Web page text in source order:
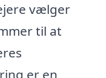
vælger
til at
er en